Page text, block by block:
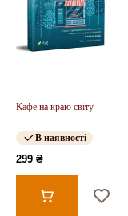
Кафе на краю світу
В наявності
299 ₴